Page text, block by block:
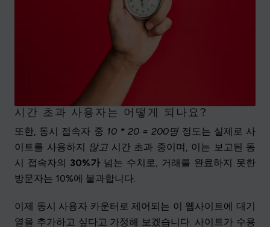
시간 초과 사용자는 어떻게 되나요?
또한, 동시 접속자 중 10 * 20 = 200명정도는 실제로 사
이트를 사용하지 않고 시간 초과 중이며, 이는 보고된 동
시 접속자의 30%가 넘는 수치로, 거래를 완료하지 못한
방문자는 10%에 불과합니다.
이제 동시 사용자 카운터로 제어되는 이 웹사이트에 대기
열을 추가하고 싶다고 가정해 보겠습니다. 사이트가 수용